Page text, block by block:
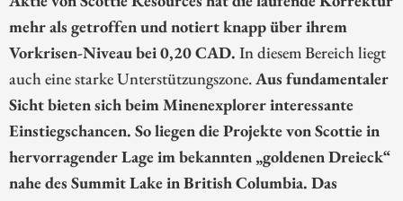
mehr als getroffen und notiert knapp über ihrem
Vorkrisen-Niveau bei 0,20 CAD. In diesem Bereich liegt
auch eine starke Unterstützungszone.Aus fundamentaler
Sicht bieten sich beim Minenexplorer interessante
Einstiegschancen. So liegen die Projekte von Scottie in
hervorragender Lage im bekannten „goldenen Dreieck“
nahe des Summit Lake in British Columbia. Das